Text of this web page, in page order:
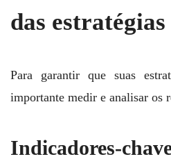
das estratégias
Para garantir que suas
importante medir e analisar os
Indicadores-